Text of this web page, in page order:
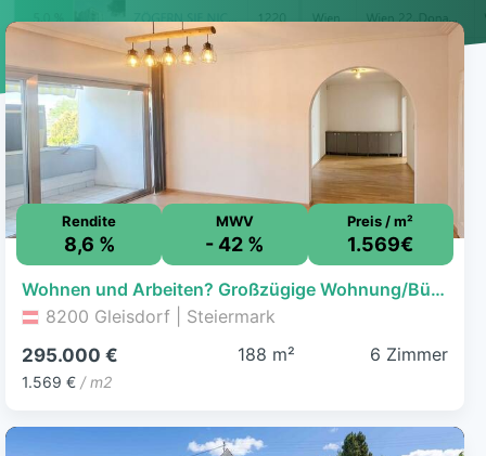
Rendite
8,6 %
MWV
- 42 %
Preis / m²
1.569€
Wohnen und Arbeiten? Großzügige Wohnung/Büro mit Dachterrasse nahe Gleisdorf.
8200 Gleisdorf | Steiermark
295.000 €
1.569 € / m2
188 m² 6 Zimmer